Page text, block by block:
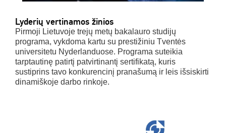
Lyderių vertinamos žinios
Pirmoji Lietuvoje trejų metų bakalauro studijų
programa, vykdoma kartu su prestižiniu Tventės
universitetu Nyderlanduose. Programa suteikia
tarptautinę patirtį patvirtinantį sertifikatą, kuris
sustiprins tavo konkurencinį pranašumą ir leis išsiskirti
dinamiškoje darbo rinkoje.